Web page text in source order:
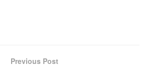
Previous Post